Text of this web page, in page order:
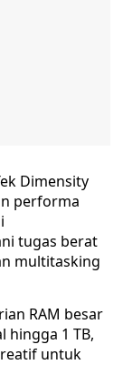
Dimensity
performa
tugas berat
multitasking
RAM besar
hingga 1 TB,
untuk